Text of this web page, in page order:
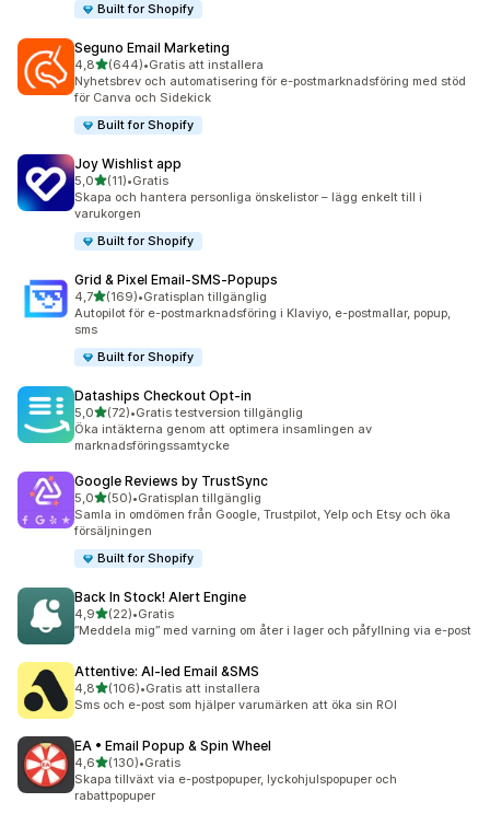
Built for Shopify
Seguno Email Marketing
4,8av 5 stjärnor
(644)
644 recensioner totalt
•Gratis att installera
Nyhetsbrev och automatisering för e-postmarknadsföring med stöd
för Canva och Sidekick
Built for Shopify
Joy Wishlist app
5,0av 5 stjärnor
(11)
11 recensioner totalt
•Gratis
Skapa och hantera personliga önskelistor – lägg enkelt till i
varukorgen
Built for Shopify
Grid & Pixel Email‑SMS‑Popups
4,7av 5 stjärnor
(169)
169 recensioner totalt
•Gratisplan tillgänglig
Autopilot för e-postmarknadsföring i Klaviyo, e-postmallar, popup,
sms
Built for Shopify
Dataships Checkout Opt‑in
5,0av 5 stjärnor
(72)
72 recensioner totalt
•Gratis testversion tillgänglig
Öka intäkterna genom att optimera insamlingen av
marknadsföringssamtycke
Google Reviews by TrustSync
5,0av 5 stjärnor
(50)
50 recensioner totalt
•Gratisplan tillgänglig
Samla in omdömen från Google, Trustpilot, Yelp och Etsy och öka
försäljningen
Built for Shopify
Back In Stock! Alert Engine
4,9av 5 stjärnor
(22)
22 recensioner totalt
•Gratis
”Meddela mig” med varning om åter i lager och påfyllning via e-post
Attentive: AI‑led Email &SMS
4,8av 5 stjärnor
(106)
106 recensioner totalt
•Gratis att installera
Sms och e-post som hjälper varumärken att öka sin ROI
EA • Email Popup & Spin Wheel
4,6av 5 stjärnor
(130)
130 recensioner totalt
•Gratis
Skapa tillväxt via e-postpopuper, lyckohjulspopuper och
rabattpopuper